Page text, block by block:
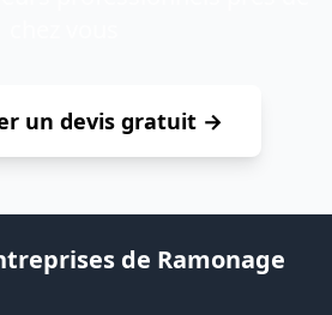
un devis gratuit →
de Ramonage